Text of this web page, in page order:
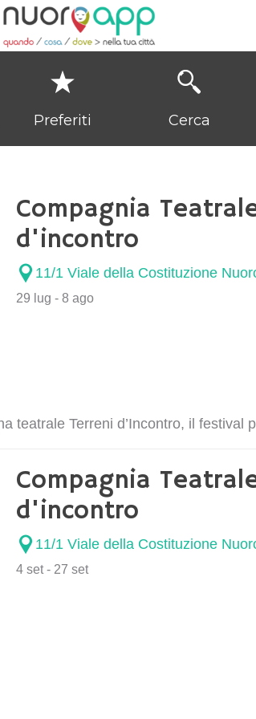
Preferiti Cerca
Compagnia
d'incontro
11/1 Viale della Costituzione
29 lug - 8 ago
teatrale Terreni d’Incontro, il festival
Compagnia
d'incontro
11/1 Viale della Costituzione
4 set - 27 set